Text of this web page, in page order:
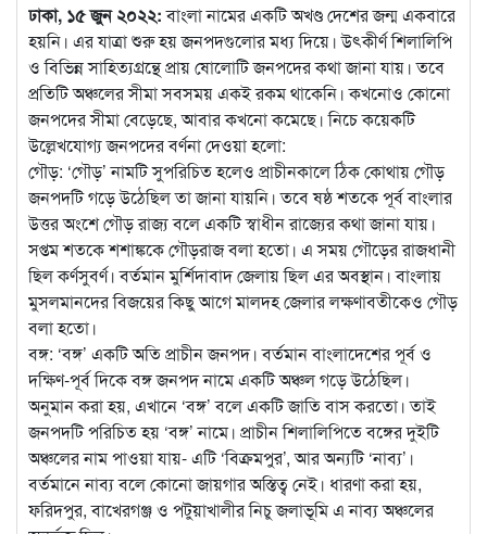
ঢাকা, ১৫ জুন ২০২২:বাংলা নামের একটি অখণ্ড দেশের জন্ম একবারে
হয়নি। এর যাত্রা শুরু হয় জনপদগুলোর মধ্য দিয়ে। ‍উৎকীর্ণ শিলালিপি
ও বিভিন্ন সাহিত্যগ্রন্থে প্রায় ষোলোটি জনপদের কথা জানা যায়। তবে
প্রতিটি অঞ্চলের সীমা সবসময়একই রকম থাকেনি। কখনোও কোনো
জনপদের সীমা বেড়েছে, আবার কখনো কমেছে। নিচে কয়েকটি
উল্লেখযোগ্য জনপদের বর্ণনা দেওয়া হলো:
গৌড়: ‘গৌড়’ নামটি সুপরিচিত হলেও প্রাচীনকালে ঠিক কোথায় গৌড়
জনপদটি গড়ে উঠেছিল তা জানা যায়নি। তবে ষষ্ঠ শতকে পূর্ব বাংলার
উত্তর অংশে গৌড় রাজ্য বলে একটি স্বাধীন রাজ্যের কথা জানা যায়।
সপ্তম শতকে শশাঙ্ককে গৌড়রাজ বলা হতো। এ সময় গৌড়ের রাজধানী
ছিল কর্ণসুবর্ণ। বর্তমান মুর্শিদাবাদ জেলায় ছিল এর অবস্থান। বাংলায়
মুসলমানদের বিজয়ের কিছু আগে মালদহ জেলার লক্ষণাবতীকেও গৌড়
বলা হতো।
বঙ্গ: ‘বঙ্গ’ একটি অতি প্রাচীন জনপদ। বর্তমান বাংলাদেশের পূর্ব ও
দক্ষিণ-পূর্ব দিকে বঙ্গ জনপদ নামে একটি অঞ্চল গড়ে উঠেছিল।
অনুমান করা হয়, এখানে ‘বঙ্গ’ বলে একটি জাতি বাস করতো। তাই
জনপদটি পরিচিত হয় ‘বঙ্গ’ নামে। প্রাচীন শিলালিপিতে বঙ্গের দুইটি
অঞ্চলের নাম পাওয়া যায়- এটি ‘বিক্রমপুর’, আর অন্যটি ‘নাব্য’।
বর্তমানে নাব্য বলে কোনো জায়গার অস্তিত্ব নেই। ধারণা করা হয়,
ফরিদপুর, বাখেরগঞ্জ ও পটুয়াখালীর নিচু জলাভূমি এ নাব্য অঞ্চলের